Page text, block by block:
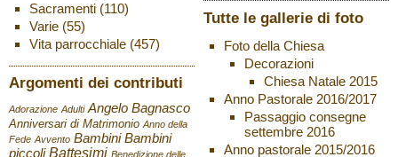
Sacramenti(110)
Varie(55)
Vita parrocchiale(457)
Argomenti dei contributi
Adorazione Adulti Angelo Bagnasco
Anniversari di Matrimonio Anno della
Fede Avvento Bambini Bambini
piccoli Battesimi Benedizione delle
Tutte le gallerie di foto
Foto della Chiesa
Decorazioni
Chiesa Natale 2015
Anno Pastorale 2016/2017
Passaggio consegne
settembre 2016
Anno pastorale 2015/2016